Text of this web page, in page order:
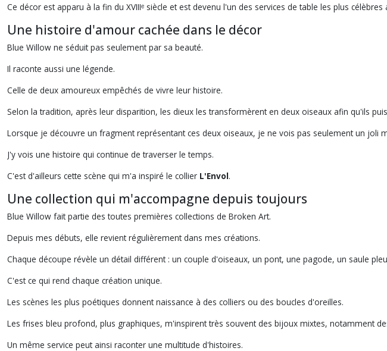
Ce décor est apparu à la fin du XVIIIᵉ siècle et est devenu l'un des services de table les plus célèbres
Une histoire d'amour cachée dans le décor
Blue Willow ne séduit pas seulement par sa beauté.
Il raconte aussi une légende.
Celle de deux amoureux empêchés de vivre leur histoire.
Selon la tradition, après leur disparition, les dieux les transformèrent en deux oiseaux afin qu'ils
Lorsque je découvre un fragment représentant ces deux oiseaux, je ne vois pas seulement un joli
J'y vois une histoire qui continue de traverser le temps.
C'est d'ailleurs cette scène qui m'a inspiré le collier L'Envol.
Une collection qui m'accompagne depuis toujours
Blue Willow fait partie des toutes premières collections de Broken Art.
Depuis mes débuts, elle revient régulièrement dans mes créations.
Chaque découpe révèle un détail différent : un couple d'oiseaux, un pont, une pagode, un saule
C'est ce qui rend chaque création unique.
Les scènes les plus poétiques donnent naissance à des colliers ou des boucles d'oreilles.
Les frises bleu profond, plus graphiques, m'inspirent très souvent des bijoux mixtes, notamment
Un même service peut ainsi raconter une multitude d'histoires.